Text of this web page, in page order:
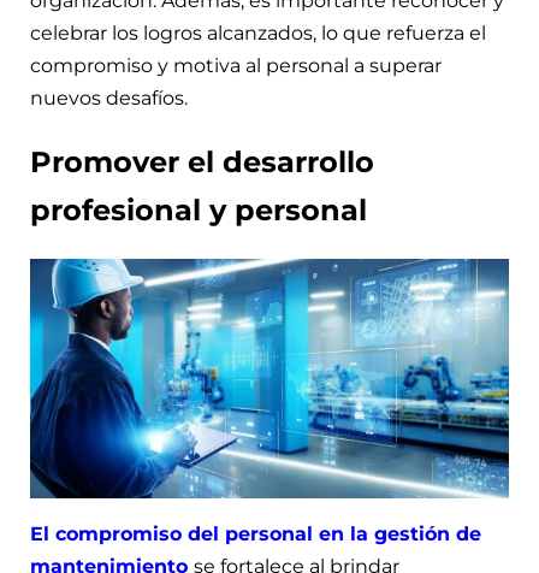
celebrar los logros alcanzados, lo que refuerza el
compromiso y motiva al personal a superar
nuevos desafíos.
Promover el desarrollo
profesional y personal
El compromiso del personal en la gestión de
mantenimiento se fortalece al brindar